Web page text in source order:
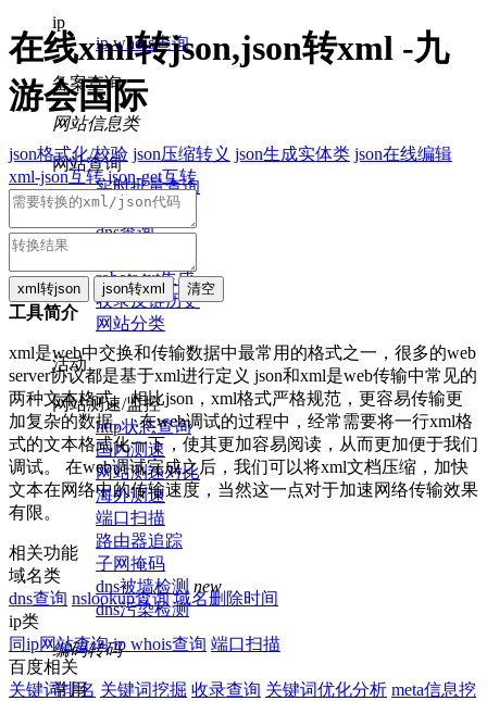
ip
ip whois查询
备案查询
网站信息类
网站查询
实时批量查询
网页检测
dns查询
robots.txt生成
收录反链历史
网站分类
活动
网站测速/监控
http状态查询
国内测速
网站测速对比
海外测速
端口扫描
路由器追踪
子网掩码
dns被墙检测 new
dns污染检测
编码转码
常用
在线xml转json,json转xml -九
游会国际
json格式化/校验 json压缩转义 json生成实体类 json在线编辑
xml-json互转 json-get互转
工具简介
xml是web中交换和传输数据中最常用的格式之一，很多的web
server协议都是基于xml进行定义 json和xml是web传输中常见的
两种文本格式。相比json，xml格式严格规范，更容易传输更
加复杂的数据。 .在web调试的过程中，经常需要将一行xml格
式的文本格式化一下，使其更加容易阅读，从而更加便于我们
调试。 在web调试完成之后，我们可以将xml文档压缩，加快
文本在网络中的传输速度，当然这一点对于加速网络传输效果
有限。
相关功能
域名类
dns查询 nslookup查询 域名删除时间
ip类
同ip网站查询 ip whois查询 端口扫描
百度相关
关键词排名 关键词挖掘 收录查询 关键词优化分析 meta信息挖